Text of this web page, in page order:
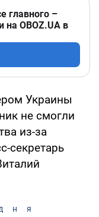
главного –
на OBOZ.UA в
Украины
не смогли
из-за
секретарь